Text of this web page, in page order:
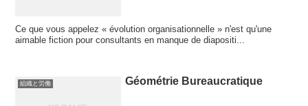
Ce que vous appelez « évolution organisationnelle » n'est qu'une
aimable fiction pour consultants en manque de diapositi...
組織と労働 Géométrie Bureaucratique